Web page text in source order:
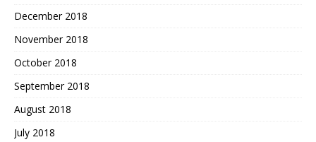
December 2018
November 2018
October 2018
September 2018
August 2018
July 2018